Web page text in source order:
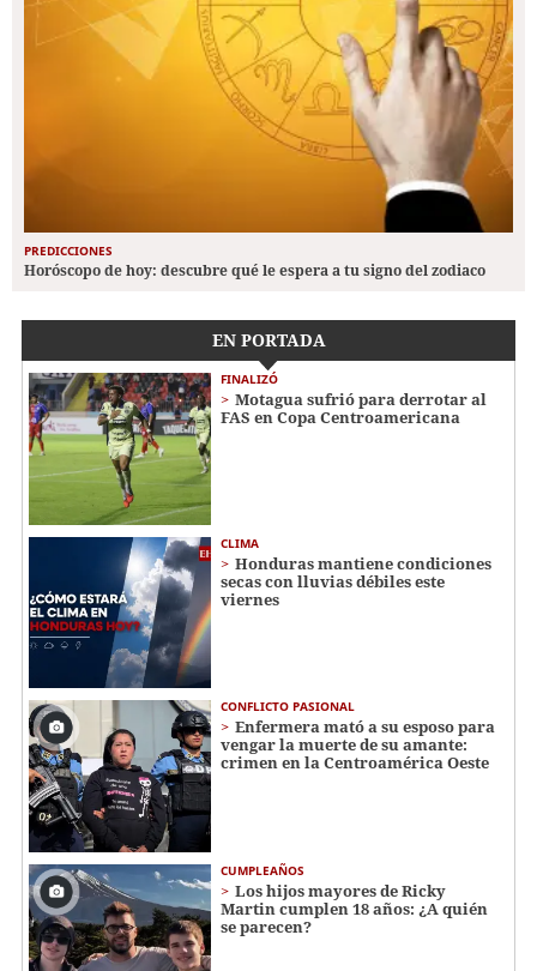
PREDICCIONES
Horóscopo de hoy: descubre qué le espera a tu signo del zodiaco
EN PORTADA
FINALIZÓ
Motagua sufrió para derrotar al
FAS en Copa Centroamericana
CLIMA
Honduras mantiene condiciones
secas con lluvias débiles este
viernes
CONFLICTO PASIONAL
Enfermera mató a su esposo para
vengar la muerte de su amante:
crimen en la Centroamérica Oeste
CUMPLEAÑOS
Los hijos mayores de Ricky
Martin cumplen 18 años: ¿A quién
se parecen?